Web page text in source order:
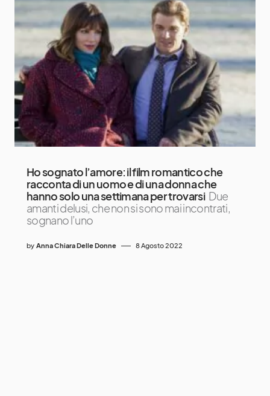
Ho sognato l’amore: il film romantico che
racconta di un uomo e di una donna che
hanno solo una settimana per trovarsi Due
amanti delusi, che non si sono mai incontrati,
sognano l’uno
by Anna Chiara Delle Donne 8 Agosto 2022